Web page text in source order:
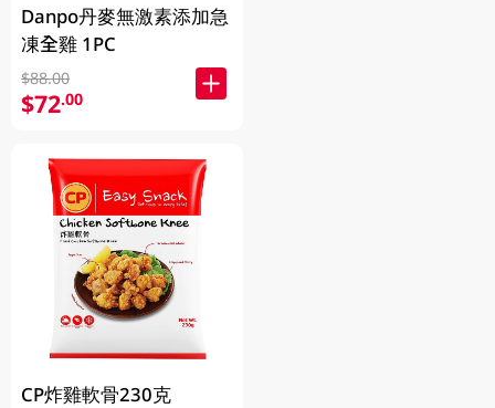
Danpo丹麥無激素添加急
凍全雞 1PC
$88.00
$72.00
CP炸雞軟骨230克